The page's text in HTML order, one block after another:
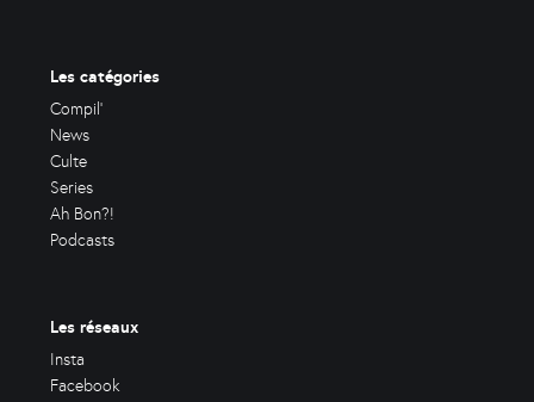
Les catégories
Compil'
News
Culte
Series
Ah Bon?!
Podcasts
Les réseaux
Insta
Facebook